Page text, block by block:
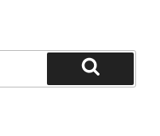
Suchen